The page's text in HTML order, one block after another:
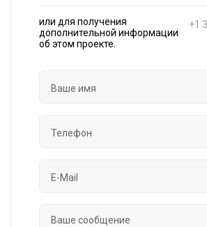
или для получения
дополнительной информации
об этом проекте.
+1